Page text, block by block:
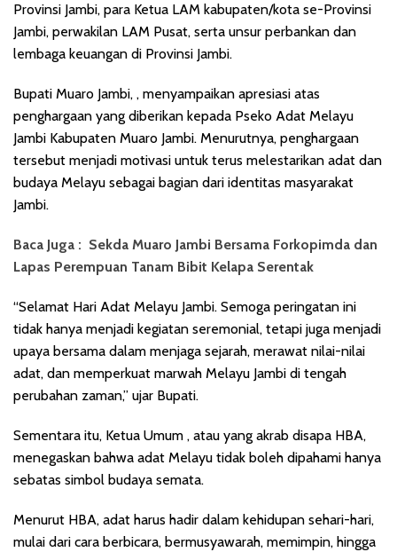
Provinsi Jambi, para Ketua LAM kabupaten/kota se-Provinsi
Jambi, perwakilan LAM Pusat, serta unsur perbankan dan
lembaga keuangan di Provinsi Jambi.
Bupati Muaro Jambi, , menyampaikan apresiasi atas
penghargaan yang diberikan kepada Pseko Adat Melayu
Jambi Kabupaten Muaro Jambi. Menurutnya, penghargaan
tersebut menjadi motivasi untuk terus melestarikan adat dan
budaya Melayu sebagai bagian dari identitas masyarakat
Jambi.
Baca Juga : Sekda Muaro Jambi Bersama Forkopimda dan
Lapas Perempuan Tanam Bibit Kelapa Serentak
“Selamat Hari Adat Melayu Jambi. Semoga peringatan ini
tidak hanya menjadi kegiatan seremonial, tetapi juga menjadi
upaya bersama dalam menjaga sejarah, merawat nilai-nilai
adat, dan memperkuat marwah Melayu Jambi di tengah
perubahan zaman,” ujar Bupati.
Sementara itu, Ketua Umum , atau yang akrab disapa HBA,
menegaskan bahwa adat Melayu tidak boleh dipahami hanya
sebatas simbol budaya semata.
Menurut HBA, adat harus hadir dalam kehidupan sehari-hari,
mulai dari cara berbicara, bermusyawarah, memimpin, hingga